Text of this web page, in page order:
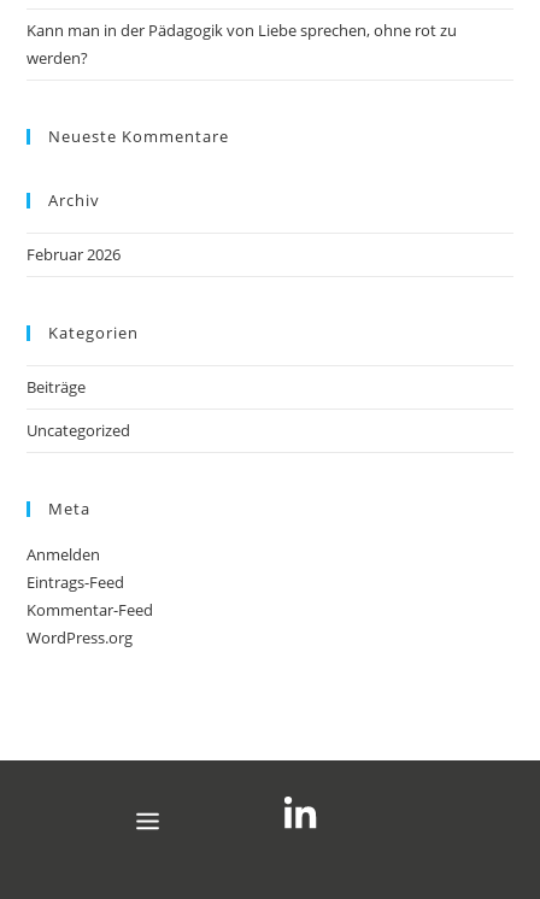
Kann man in der Pädagogik von Liebe sprechen, ohne rot zu
werden?
Neueste Kommentare
Archiv
Februar 2026
Kategorien
Beiträge
Uncategorized
Meta
Anmelden
Eintrags-Feed
Kommentar-Feed
WordPress.org